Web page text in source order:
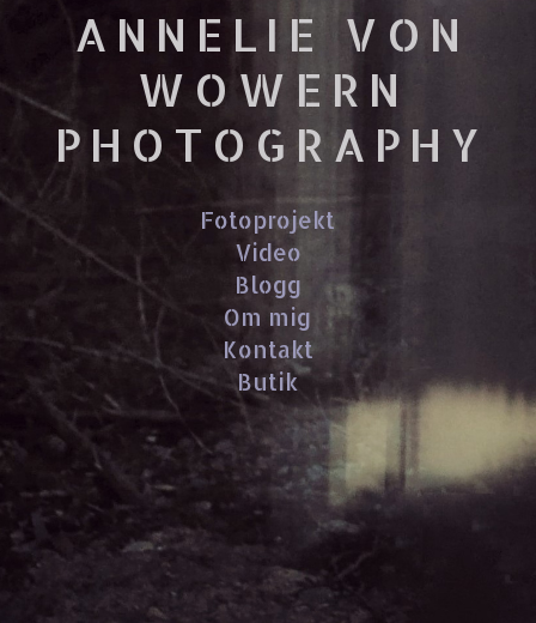
ANNELIE VON
WOWERN
PHOTOGRAPHY
Fotoprojekt
Video
Blogg
Om mig
Kontakt
Butik